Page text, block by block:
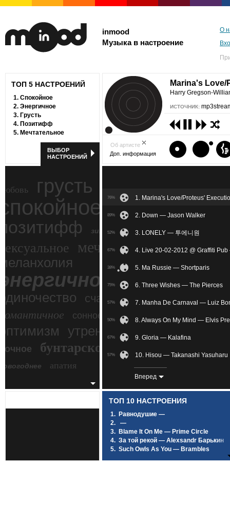
inmood
Музыка в настроение
О
ТОП 5 НАСТРОЕНИЙ
1. Спокойное
2. Энергичное
3. Грусть
4. Позитифф
5. Мечтательное
ВЫБОР
НАСТРОЕНИЙ
грусть
ностальгия
зимний экстрим
мечтательное
счастье
сонное
утреннее злость
бунтарское
беспокойное
апатия
Marina's
Harry Gregson-
ИСТОЧНИК:
Об артисте
Доп. информация
76% 1. Marina's Love/Proteus'
89% 2. Down — Jason Walker
52% 3. LONELY — 투에니원
67% 4. Live 20-02-2012 @ Graffiti
38% 5. Ma Russie — Shortparis
75% 6. Three Wishes — The Pierces
57% 7. Manha De Carnaval — Luiz
50% 8. Always On My Mind — Elvis
67% 9. Gloria — Kalafina
57% 10. Hisou — Takanashi Yasuharu
11. Sati Akura - Heart Realize
89% 12. Pieces — Red
44%
62% 15. Regret + Gackt & Kami Duet
88% 16. My Immortal — Evanescence
Вперед
ТОП 10 НАСТРОЕНИЯ
1. Равнодушие —
2.
—
3. Blame It On Me — Prime Circle
4. За той рекой — Alexsandr Барькин
5. Such Owls As You — Brambles
Под лунным светом — SCIRENA